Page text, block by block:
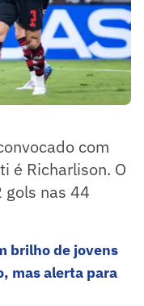
com
é Richarlison. O
gols nas 44
brilho de jovens
mas alerta para